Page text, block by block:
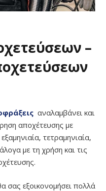
–
αναλαμβάνει και
αποχέτευσης με
τετραμηνιαία,
με τη χρήση και τις
σας εξοικονομήσει πολλά